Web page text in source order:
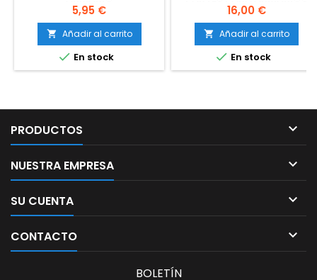
Precio
5,95 €
 Añadir al carrito
 En stock
Precio
16,00 €
 Añadir al carrito
 En stock
PRODUCTOS 
NUESTRA EMPRESA 
SU CUENTA 
CONTACTO 
BOLETÍN